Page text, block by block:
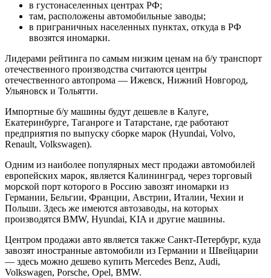
в густонаселенных центрах РФ;
там, расположены автомобильные заводы;
в приграничных населенных пунктах, откуда в РФ
ввозятся иномарки.
Лидерами рейтинга по самым низким ценам на б/у транспорт
отечественного производства считаются центры
отечественного автопрома — Ижевск, Нижний Новгород,
Ульяновск и Тольятти.
Импортные б/у машины будут дешевле в Калуге,
Екатеринбурге, Таганроге и Татарстане, где работают
предприятия по выпуску сборке марок (Hyundai, Volvo,
Renault, Volkswagen).
Одним из наиболее популярных мест продажи автомобилей
европейских марок, является Калининград, через торговый
морской порт которого в Россию завозят иномарки из
Германии, Бельгии, Франции, Австрии, Италии, Чехии и
Польши. Здесь же имеются автозаводы, на которых
производятся BMW, Hyundai, KIA и другие машины.
Центром продажи авто является также Санкт-Петербург, куда
завозят иностранные автомобили из Германии и Швейцарии
— здесь можно дешево купить Mercedes Benz, Audi,
Volkswagen, Porsche, Opel, BMW.